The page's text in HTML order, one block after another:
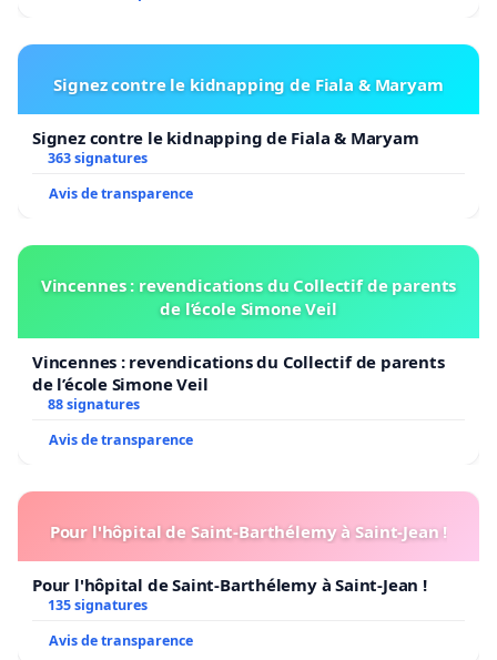
Signez contre le kidnapping de Fiala & Maryam
Signez contre le kidnapping de Fiala & Maryam
363 signatures
Avis de transparence
Vincennes : revendications du Collectif de parents
de l’école Simone Veil
Vincennes : revendications du Collectif de parents
de l’école Simone Veil
88 signatures
Avis de transparence
Pour l'hôpital de Saint-Barthélemy à Saint-Jean !
Pour l'hôpital de Saint-Barthélemy à Saint-Jean !
135 signatures
Avis de transparence